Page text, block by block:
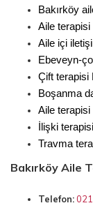
Bakırköy
Aile terapisi
Aile içi
Ebeveyn-
Çift terapisi
Boşanma
Aile terapisi
İlişki
Travma
Bakırköy Aile
Telefon: